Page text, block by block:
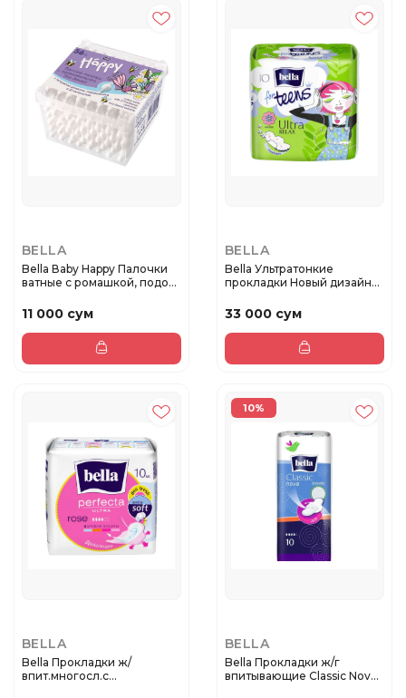
BELLA
Bella Вaby Happy Палочки
ватные с ромашкой, подо...
11 000 сум
BELLA
Bella Ультратонкие
прокладки Новый дизайн
33 000 сум
BELLA
Bella Прокладки ж/
впит.многосл.с
10%
BELLA
Bella Прокладки ж/г
впитывающие Classic Nova